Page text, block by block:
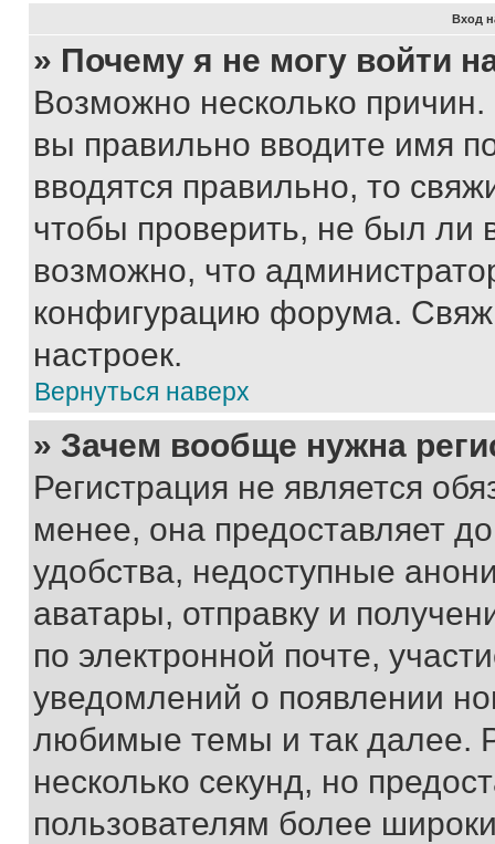
Вход
» Почему я не могу войти
Возможно несколько
вы правильно вводите имя
вводятся правильно, то
чтобы проверить, не был ли
возможно, что
конфигурацию форума.
настроек.
Вернуться наверх
» Зачем вообще нужна
Регистрация не является
менее, она предоставляет
удобства, недоступные
аватары, отправку и
по электронной почте,
уведомлений о появлении
любимые темы и так далее.
несколько секунд, но
пользователям более